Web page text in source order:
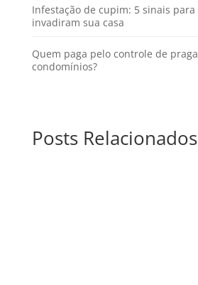
Infestação de cupim: 5 sinais para
invadiram sua casa
Quem paga pelo controle de
condomínios?
Posts Relacionados